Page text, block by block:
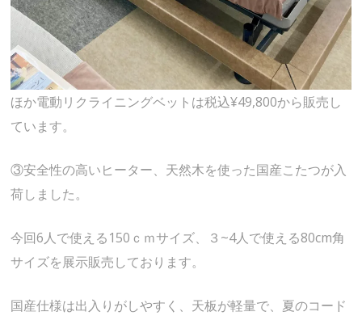
ほか電動リクライニングベットは税込¥49,800から販売し
ています。
③安全性の高いヒーター、天然木を使った国産こたつが入
荷しました。
今回6人で使える150ｃｍサイズ、３~4人で使える80cm角
サイズを展示販売しております。
国産仕様は出入りがしやすく、天板が軽量で、夏のコード